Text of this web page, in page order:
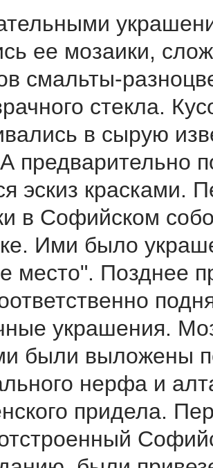
ее мозаики,
смальты-
стекла.
в сырую
предварительно
эскиз красками.
в Софийском
Ими было
место". Позднее
украшения.
были выложены
нерфа и
придела.